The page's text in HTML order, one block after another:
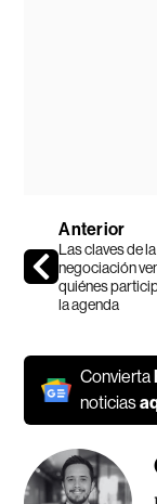
Anterior
Las claves de
negociación
quiénes
la agenda
Convierta
noticias